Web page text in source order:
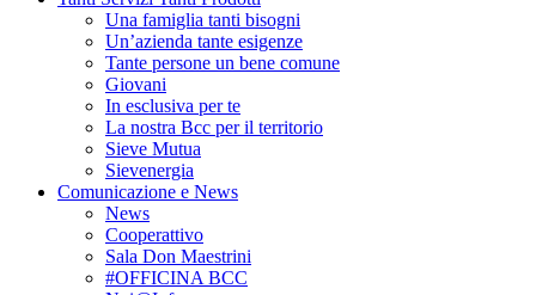
Una famiglia tanti bisogni
Un’azienda tante esigenze
Tante persone un bene comune
Giovani
In esclusiva per te
La nostra Bcc per il territorio
Sieve Mutua
Sievenergia
Comunicazione e News
News
Cooperattivo
Sala Don Maestrini
#OFFICINA BCC